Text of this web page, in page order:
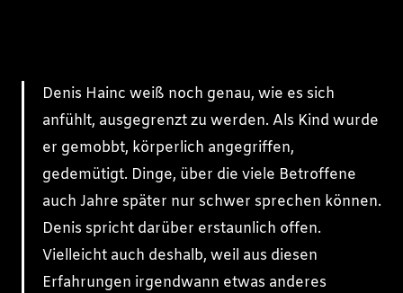
Denis Hainc weiß noch genau, wie es sich
anfühlt, ausgegrenzt zu werden. Als Kind wurde
er gemobbt, körperlich angegriffen,
gedemütigt. Dinge, über die viele Betroffene
auch Jahre später nur schwer sprechen können.
Denis spricht darüber erstaunlich offen.
Vielleicht auch deshalb, weil aus diesen
Erfahrungen irgendwann etwas anderes